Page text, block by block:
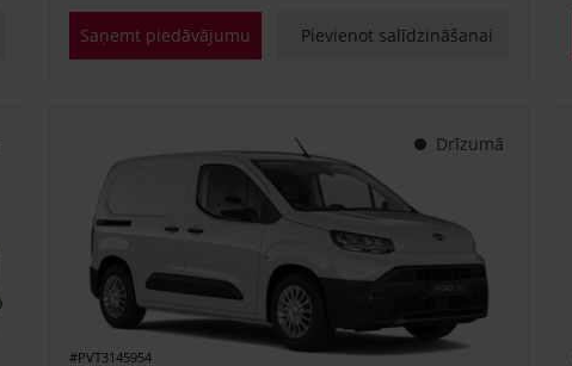
Saņemt piedāvājumu Pievienot salīdzināšanai
Drīzumā
#PVT3145954